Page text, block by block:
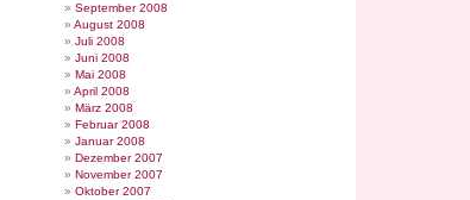
September 2008
August 2008
Juli 2008
Juni 2008
Mai 2008
April 2008
März 2008
Februar 2008
Januar 2008
Dezember 2007
November 2007
Oktober 2007